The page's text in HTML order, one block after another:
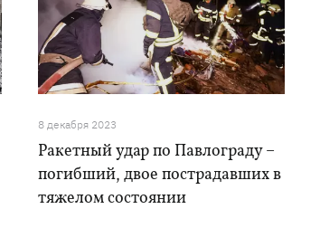
8 декабря 2023
Ракетный удар по Павлограду –
погибший, двое пострадавших в
тяжелом состоянии